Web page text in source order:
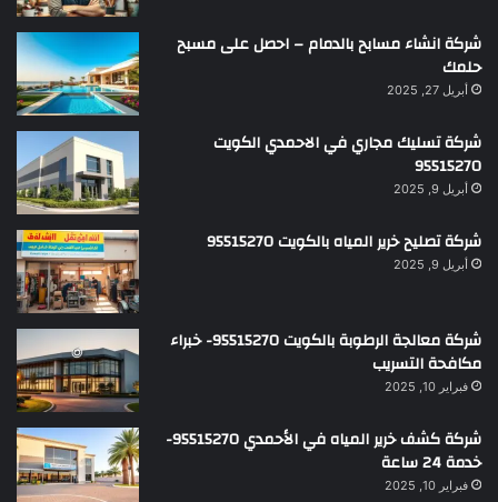
شركة انشاء مسابح بالدمام – احصل على مسبح
حلمك
أبريل 27, 2025
شركة تسليك مجاري في الاحمدي الكويت
95515270
أبريل 9, 2025
شركة تصليح خرير المياه بالكويت 95515270
أبريل 9, 2025
شركة معالجة الرطوبة بالكويت 95515270- خبراء
مكافحة التسريب
فبراير 10, 2025
شركة كشف خرير المياه في الأحمدي 95515270-
خدمة 24 ساعة
فبراير 10, 2025